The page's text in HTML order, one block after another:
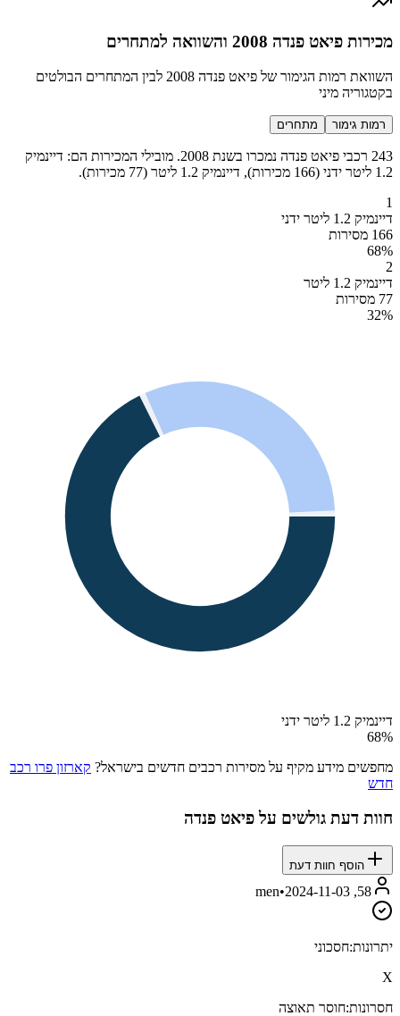
מכירות פיאט פנדה 2008 והשוואה למתחרים
השוואת רמות הגימור של פיאט פנדה 2008 לבין המתחרים הבולטים
בקטגוריה מיני
רמות גימור מתחרים
243 רכבי פיאט פנדה נמכרו בשנת 2008. מובילי המכירות הם: דיינמיק
1.2 ליטר ידני (166 מכירות), דיינמיק 1.2 ליטר (77 מכירות).
1
דיינמיק 1.2 ליטר ידני
166 מסירות
68%
2
דיינמיק 1.2 ליטר
77 מסירות
32%
דיינמיק 1.2 ליטר ידני
68%
מחפשים מידע מקיף על מסירות רכבים חדשים בישראל? קארזון פרו רכב
חדש
חוות דעת גולשים על פיאט פנדה
הוסף חוות דעת
58, men
•2024-11-03
יתרונות:חסכוני
X
חסרונות:חוסר תאוצה